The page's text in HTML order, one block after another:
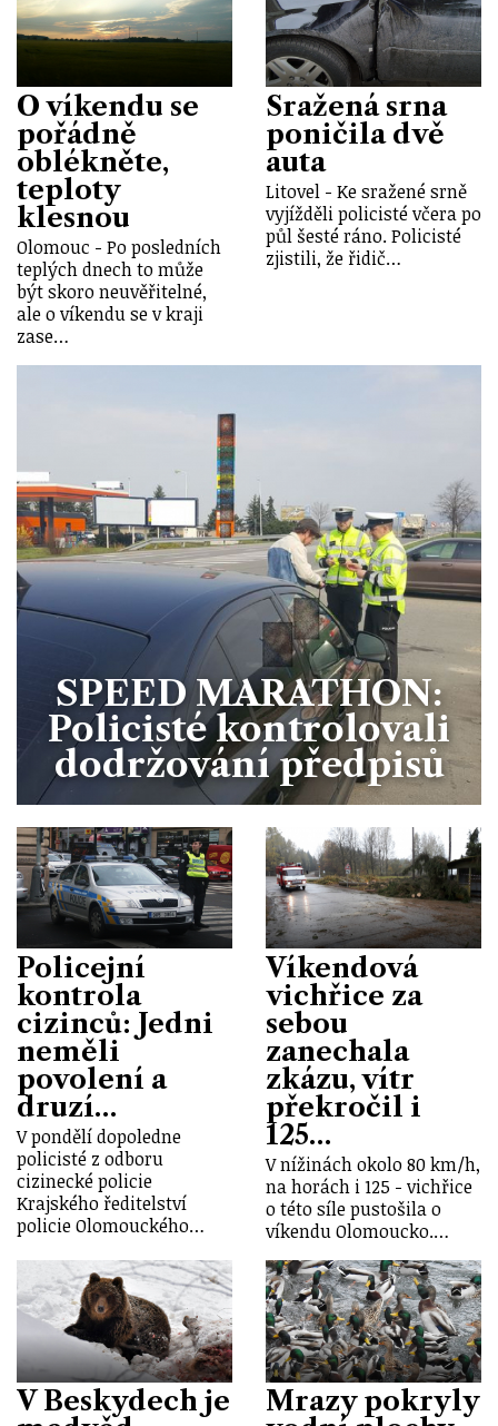
O víkendu se
pořádně
oblékněte,
teploty
klesnou
Olomouc - Po posledních
teplých dnech to může
být skoro neuvěřitelné,
ale o víkendu se v kraji
zase…
Sražená srna
poničila dvě
auta
Litovel - Ke sražené srně
vyjížděli policisté včera po
půl šesté ráno. Policisté
zjistili, že řidič…
SPEED MARATHON:
Policisté kontrolovali
dodržování předpisů
Policejní
kontrola
cizinců: Jedni
neměli
povolení a
druzí…
V pondělí dopoledne
policisté z odboru
cizinecké policie
Krajského ředitelství
policie Olomouckého…
Víkendová
vichřice za
sebou
zanechala
zkázu, vítr
překročil i
125…
V nížinách okolo 80 km/h,
na horách i 125 - vichřice
o této síle pustošila o
víkendu Olomoucko.…
V Beskydech je
Mrazy pokryly